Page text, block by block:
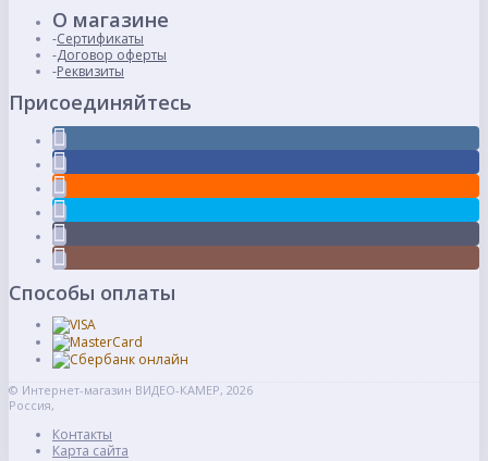
О магазине
Сертификаты
Договор оферты
Реквизиты
Присоединяйтесь
Способы оплаты
© Интернет-магазин ВИДЕО-КАМЕР, 2026
Россия,
Контакты
Карта сайта